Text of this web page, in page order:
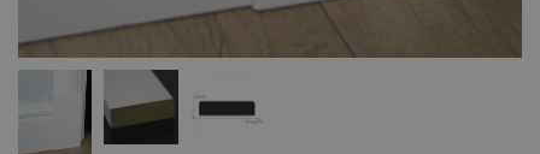
Vochtwerend